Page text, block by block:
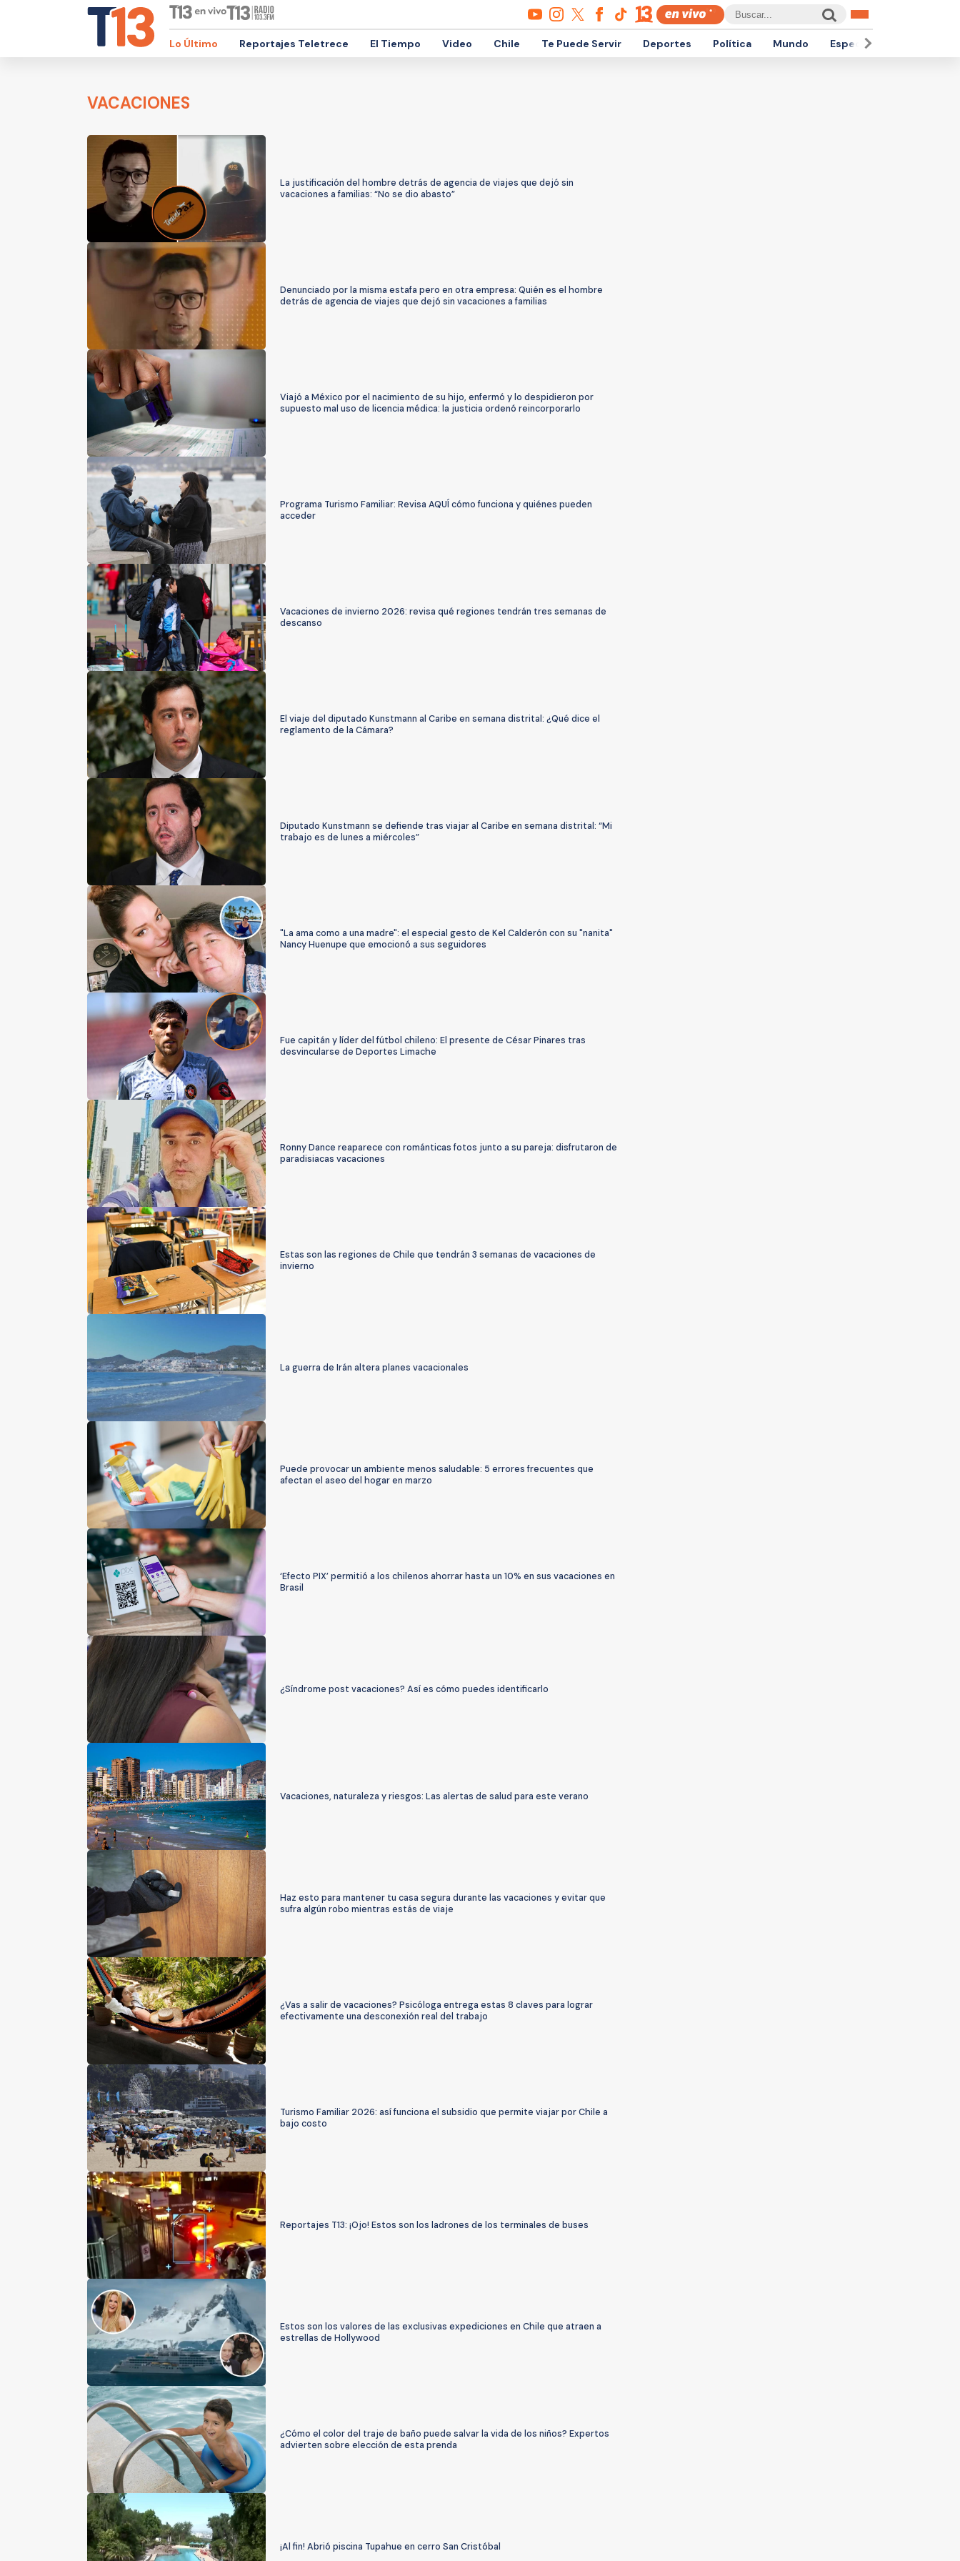
Lo Último Reportajes Teletrece El Tiempo Video Chile Te Puede Servir Deportes Política Mundo Espectáculos
VACACIONES
La justificación del hombre detrás de agencia de viajes que dejó sin
vacaciones a familias: “No se dio abasto”
Denunciado por la misma estafa pero en otra empresa: Quién es el hombre
detrás de agencia de viajes que dejó sin vacaciones a familias
Viajó a México por el nacimiento de su hijo, enfermó y lo despidieron por
supuesto mal uso de licencia médica: la justicia ordenó reincorporarlo
Programa Turismo Familiar: Revisa AQUÍ cómo funciona y quiénes pueden
acceder
Vacaciones de invierno 2026: revisa qué regiones tendrán tres semanas de
descanso
El viaje del diputado Kunstmann al Caribe en semana distrital: ¿Qué dice el
reglamento de la Cámara?
Diputado Kunstmann se defiende tras viajar al Caribe en semana distrital: “Mi
trabajo es de lunes a miércoles”
"La ama como a una madre": el especial gesto de Kel Calderón con su "nanita"
Nancy Huenupe que emocionó a sus seguidores
Fue capitán y líder del fútbol chileno: El presente de César Pinares tras
desvincularse de Deportes Limache
Ronny Dance reaparece con románticas fotos junto a su pareja: disfrutaron de
paradisiacas vacaciones
Estas son las regiones de Chile que tendrán 3 semanas de vacaciones de
invierno
La guerra de Irán altera planes vacacionales
Puede provocar un ambiente menos saludable: 5 errores frecuentes que
afectan el aseo del hogar en marzo
‘Efecto PIX’ permitió a los chilenos ahorrar hasta un 10% en sus vacaciones en
Brasil
¿Síndrome post vacaciones? Así es cómo puedes identificarlo
Vacaciones, naturaleza y riesgos: Las alertas de salud para este verano
Haz esto para mantener tu casa segura durante las vacaciones y evitar que
sufra algún robo mientras estás de viaje
¿Vas a salir de vacaciones? Psicóloga entrega estas 8 claves para lograr
efectivamente una desconexión real del trabajo
Turismo Familiar 2026: así funciona el subsidio que permite viajar por Chile a
bajo costo
Reportajes T13: ¡Ojo! Estos son los ladrones de los terminales de buses
Estos son los valores de las exclusivas expediciones en Chile que atraen a
estrellas de Hollywood
¿Cómo el color del traje de baño puede salvar la vida de los niños? Expertos
advierten sobre elección de esta prenda
¡Al fin! Abrió piscina Tupahue en cerro San Cristóbal